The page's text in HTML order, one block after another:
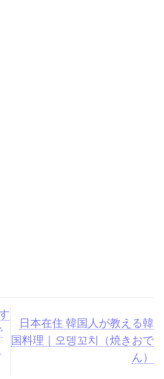
日本在住 韓国人が教える韓
国料理｜오뎅꼬치（焼きおで
ん）